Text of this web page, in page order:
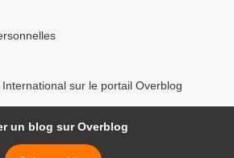
sur le portail Overblog
un blog sur Overblog